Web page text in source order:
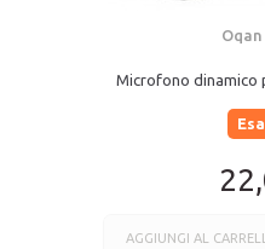
Oqan
Microfono dinamico
AGGIUNGI AL